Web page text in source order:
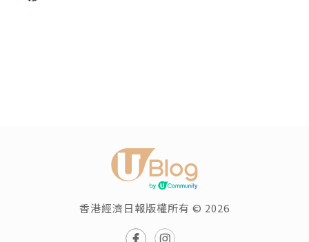
香港經濟日報版權所有 © 2026